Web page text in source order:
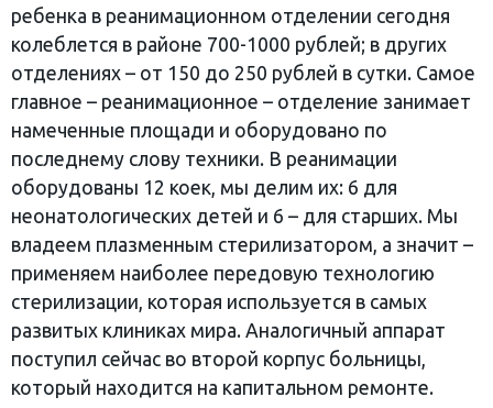
ребенка в реанимационном отделении сегодня
колеблется в районе 700-1000 рублей; в других
отделениях – от 150 до 250 рублей в сутки. Самое
главное – реанимационное – отделение занимает
намеченные площади и оборудовано по
последнему слову техники. В реанимации
оборудованы 12 коек, мы делим их: 6 для
неонатологических детей и 6 – для старших. Мы
владеем плазменным стерилизатором, а значит –
применяем наиболее передовую технологию
стерилизации, которая используется в самых
развитых клиниках мира. Аналогичный аппарат
поступил сейчас во второй корпус больницы,
который находится на капитальном ремонте.